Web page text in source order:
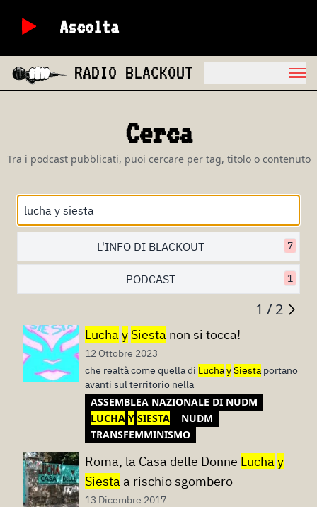
Ascolta
RADIO BLACKOUT
Cerca
Tra i podcast pubblicati, puoi cercare per tag, titolo o contenuto
L'INFO DI BLACKOUT 7
PODCAST 1
1 / 2
Luchay Siesta non si tocca!
12 Ottobre 2023
che realtà come quella di LuchaySiesta portano
avanti sul territorio nella
ASSEMBLEA NAZIONALE DI NUDM
LUCHA Y SIESTA
NUDM
TRANSFEMMINISMO
Roma, la Casa delle Donne Luchay
Siestaa rischio sgombero
13 Dicembre 2017